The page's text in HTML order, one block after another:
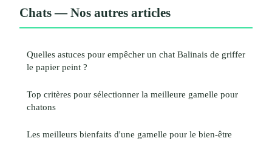
Chats — Nos autres articles
Quelles astuces pour empêcher un chat Balinais de griffer
le papier peint ?
Top critères pour sélectionner la meilleure gamelle pour
chatons
Les meilleurs bienfaits d'une gamelle pour le bien-être